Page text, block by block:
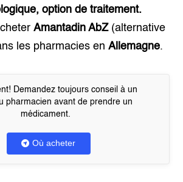
option de traitement.
Amantadin AbZ(alternative
les pharmacies en Allemagne.
Demandez toujours conseil à un
pharmacien avant de prendre un
médicament.
Où acheter